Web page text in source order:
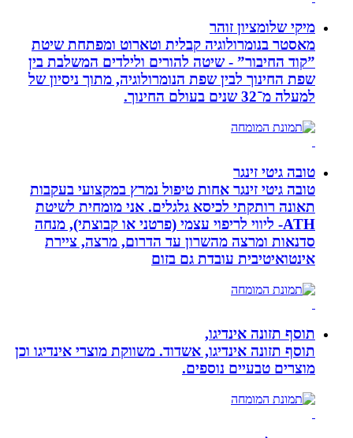
מיקי שלומציון זוהר
מאסטר בנומרולוגיה קבלית וטארוט ומפתחת שיטת
”קוד החיבור” - שיטה להורים ולילדים המשלבת בין
שפת החינוך לבין שפת הנומרולוגיה, מתוך ניסיון של
למעלה מ־32 שנים בעולם החינוך.
טובה גיטי זינגר
טובה גיטי זינגר אחות טיפול נמרץ במקצועי בעקבות
תאונה רותקתי לכיסא גלגלים. אני מומחית לשיטת
ATH- ליווי לריפוי עצמי (פרטני או קבוצתי), מנחה
סדנאות ומרצה מהשרון עד הדרום, מרצה, ציירת
אינטואיטיבית עובדת גם בזום
תוסף תזונה אינדיגו,
תוסף תזונה אינדיגו, אשדוד. משווקת מוצרי אינדיגו וכן
מוצרים טבעיים נוספים.